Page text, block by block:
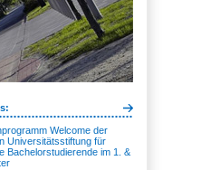
Welcome der
Universitätsstiftung für
Bachelorstudierende im 1. &